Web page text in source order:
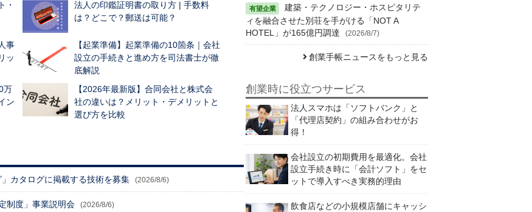
・
法人の印鑑証明書の取り方 | 手数料
は？どこで？郵送は可能？
事
ッ
【起業準備】起業準備の10箇条｜会社
設立の手続きと進め方を司法書士が徹
底解説
万
ン
【2026年最新版】合同会社と株式会
社の違いは？メリット・デメリットと
選び方を比較
カタログに掲載する技術を募集 (2026/8/6)
制度」事業説明会 (2026/8/6)
建築・テクノロジー・ホスピタリテ
ィを融合させた別荘を手がける「NOT A
HOTEL」が165億円調達
(2026/8/7)
創業手帳ニュースをもっと見る
創業時に役立つサービス
法人スマホは「ソフトバンク」と
「代理店契約」の組み合わせがお
得！
会社設立の初期費用を最適化。会社
設立手続き時に「会計ソフト」をセ
ットで導入すべき実務的理由
飲食店などの小規模店舗にキャッシ